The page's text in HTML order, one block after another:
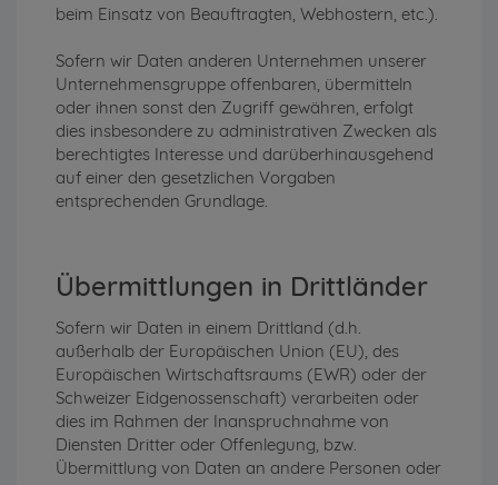
beim Einsatz von Beauftragten, Webhostern, etc.).
Sofern wir Daten anderen Unternehmen unserer
Unternehmensgruppe offenbaren, übermitteln
oder ihnen sonst den Zugriff gewähren, erfolgt
dies insbesondere zu administrativen Zwecken als
berechtigtes Interesse und darüberhinausgehend
auf einer den gesetzlichen Vorgaben
entsprechenden Grundlage.
Übermittlungen in Drittländer
Sofern wir Daten in einem Drittland (d.h.
außerhalb der Europäischen Union (EU), des
Europäischen Wirtschaftsraums (EWR) oder der
Schweizer Eidgenossenschaft) verarbeiten oder
dies im Rahmen der Inanspruchnahme von
Diensten Dritter oder Offenlegung, bzw.
Übermittlung von Daten an andere Personen oder